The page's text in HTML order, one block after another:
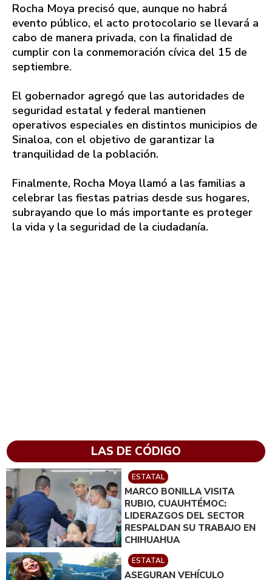
Rocha Moya precisó que, aunque no habrá
evento público, el acto protocolario se llevará a
cabo de manera privada, con la finalidad de
cumplir con la conmemoración cívica del 15 de
septiembre.
El gobernador agregó que las autoridades de
seguridad estatal y federal mantienen
operativos especiales en distintos municipios de
Sinaloa, con el objetivo de garantizar la
tranquilidad de la población.
Finalmente, Rocha Moya llamó a las familias a
celebrar las fiestas patrias desde sus hogares,
subrayando que lo más importante es proteger
la vida y la seguridad de la ciudadanía.
LAS DE CÓDIGO
ESTATAL
MARCO BONILLA VISITA
RUBIO, CUAUHTÉMOC:
LIDERAZGOS DEL SECTOR
RESPALDAN SU TRABAJO EN
CHIHUAHUA
ESTATAL
ASEGURAN VEHÍCULO